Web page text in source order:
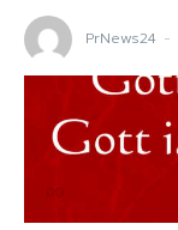
PrNews24 -